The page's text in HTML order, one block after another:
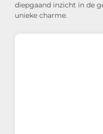
diepgaand inzicht in de
unieke charme.